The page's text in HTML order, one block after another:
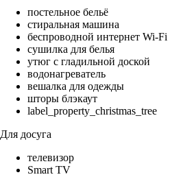
постельное бельё
стиральная машина
беспроводной интернет Wi-Fi
сушилка для белья
утюг с гладильной доской
водонагреватель
вешалка для одежды
шторы блэкаут
label_property_christmas_tree
Для досуга
телевизор
Smart TV